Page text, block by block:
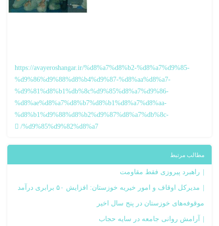
https://avayeroshangar.ir/%d8%a7%d8%b2-%d8%a7%d9%85-
%d9%86%d9%88%d8%b4%d9%87-%d8%aa%d8%a7-
%d9%81%d8%b1%db%8c%d9%85%d8%a7%d9%86-
%d8%ae%d8%a7%d8%b7%d8%b1%d8%a7%d8%aa-
%d8%b1%d9%88%d8%b2%d9%87%d8%a7%db%8c-
%d9%85%d9%82%d8%a7/
مطالب مرتبط
راهبرد پیروزی فقط مقاومت
مدیرکل اوقاف و امور خیریه خوزستان: افزایش ۵۰ برابری درآمد
موقوفه‌های خوزستان در پنج سال اخیر
آرامش روانی جامعه در سایه حجاب